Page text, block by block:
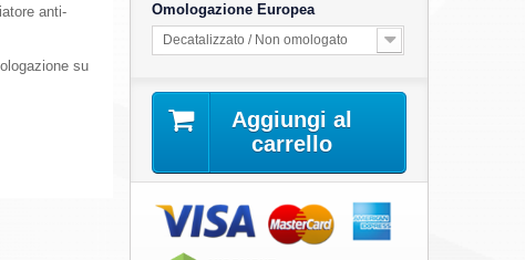
anti-
su
Omologazione Europea
Decatalizzato / Non omologato
Aggiungi al
carrello